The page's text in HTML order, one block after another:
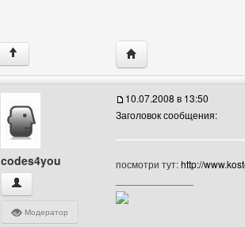
↑ Посетить сайт
codes4you
codes4you Посмотреть профиль
Модератор
10.07.2008 в 13:50
Заголовок сообщения:
посмотри тут:http://